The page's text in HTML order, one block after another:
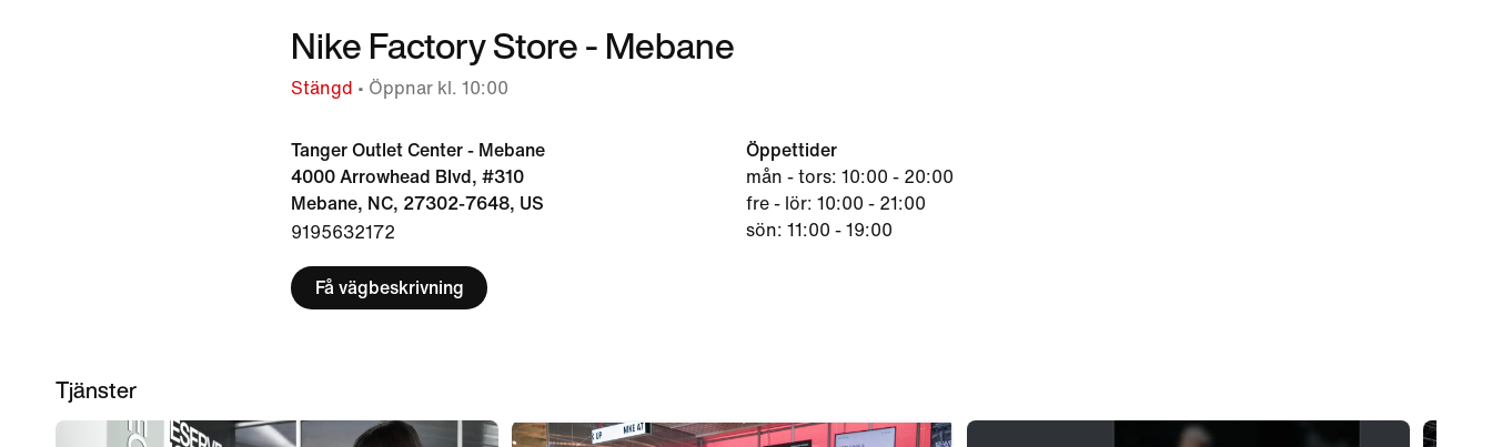
Nike Factory Store - Mebane
Stängd • Öppnar kl. 10:00
Tanger Outlet Center - Mebane
4000 Arrowhead Blvd, #310
Mebane, NC, 27302-7648, US
9195632172
Få vägbeskrivning
Öppettider
mån - tors: 10:00 - 20:00
fre - lör: 10:00 - 21:00
sön: 11:00 - 19:00
Tjänster